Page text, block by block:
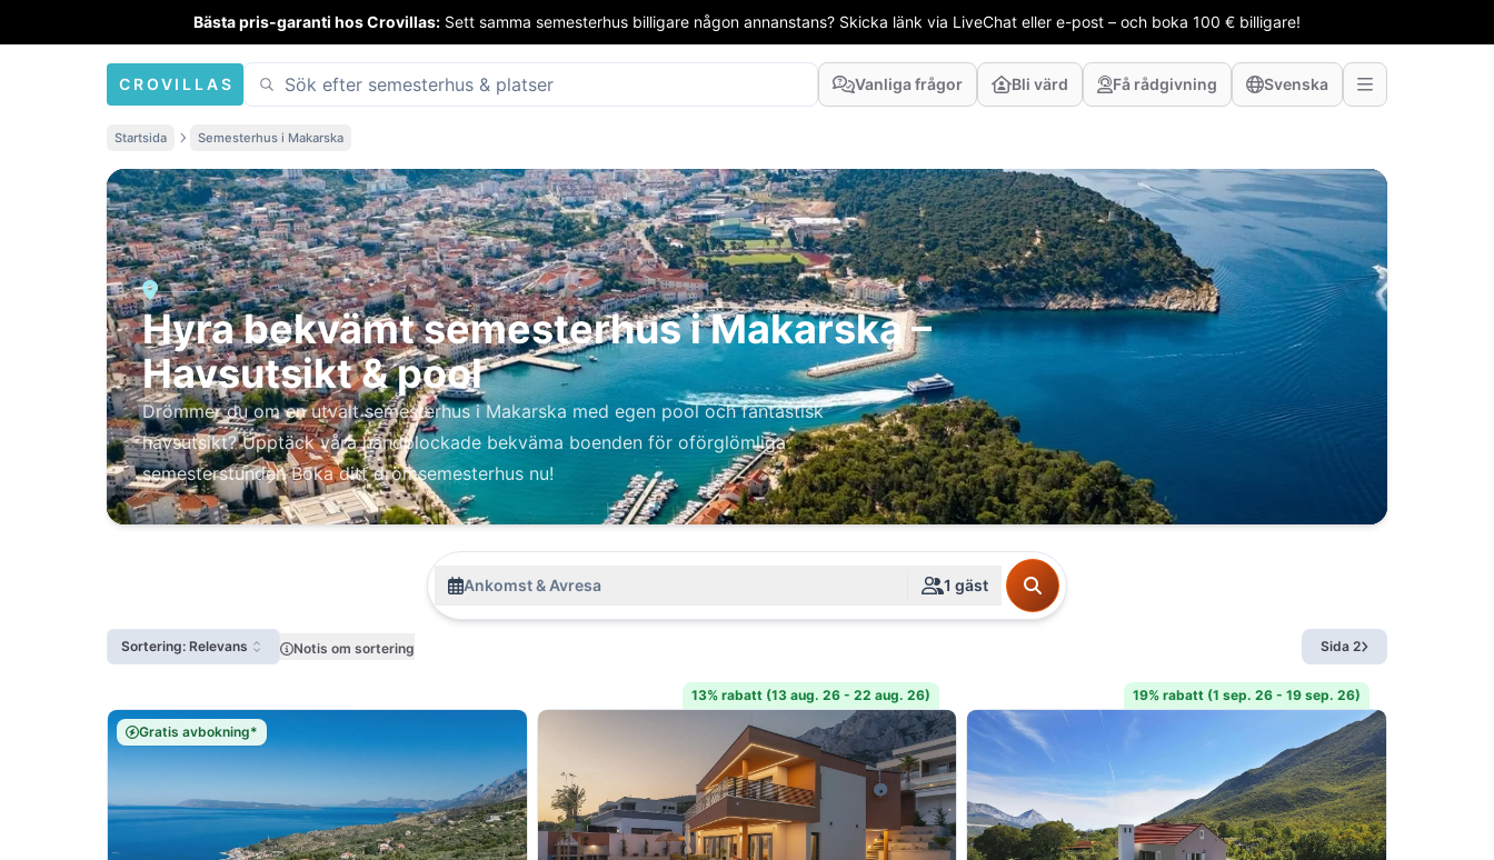
Bästa pris-garanti hos Crovillas: Sett samma semesterhus billigare någon annanstans? Skicka länk via LiveChat eller e-post – och boka 100 € billigare!
CROVILLAS Vanliga frågor Bli värd Få rådgivning Svenska
Startsida Semesterhus i Makarska
Hyra bekvämt semesterhus i Makarska –
Havsutsikt & pool
Drömmer du om en utvalt semesterhus i Makarska med egen pool och fantastisk
havsutsikt? Upptäck våra handplockade bekväma boenden för oförglömliga
semesterstunder. Boka ditt drömsemesterhus nu!
Ankomst & Avresa 1 gäst
Sortering: Relevans Notis om sortering Sida 2
Gratis avbokning*
13% rabatt (13 aug. 26 - 22 aug. 26) 19% rabatt (1 sep. 26 - 19 sep. 26)